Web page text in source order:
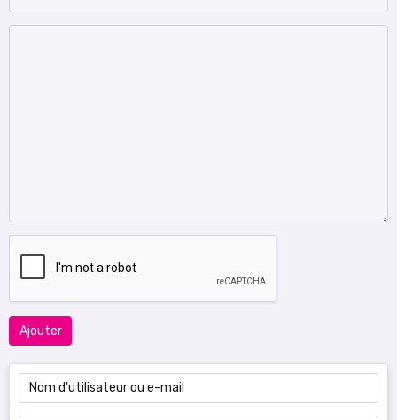
Ajouter